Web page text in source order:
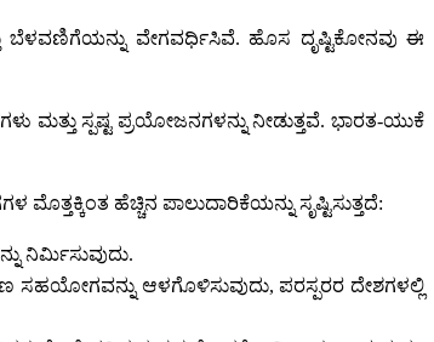
ಬೆಳವಣಿಗೆಯನ್ನು ವೇಗವರ್ಧಿಸಿವೆ. ಹೊಸ ದೃಷ್ಟಿಕೋನವು ಈ
ಮತ್ತು ಸ್ಪಷ್ಟ ಪ್ರಯೋಜನಗಳನ್ನು ನೀಡುತ್ತವೆ. ಭಾರತ-ಯುಕೆ
ಹೆಚ್ಚಿನ ಪಾಲುದಾರಿಕೆಯನ್ನು ಸೃಷ್ಟಿಸುತ್ತದೆ:
ನಿರ್ಮಿಸುವುದು.
ಸಹಯೋಗವನ್ನು ಆಳಗೊಳಿಸುವುದು, ಪರಸ್ಪರರ ದೇಶಗಳಲ್ಲಿ